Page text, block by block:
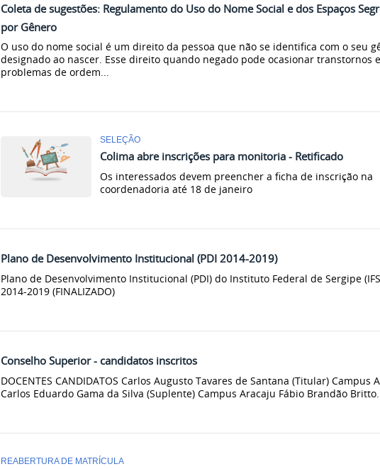
Coleta de sugestões: Regulamento do Uso do Nome Social e dos Espaços
por Gênero
O uso do nome social é um direito da pessoa que não se identifica com o seu
designado ao nascer. Esse direito quando negado pode ocasionar transtornos
problemas de ordem...
SELEÇÃO
Colima abre inscrições para monitoria - Retificado
Os interessados devem preencher a ficha de inscrição na
coordenadoria até 18 de janeiro
Plano de Desenvolvimento Institucional (PDI 2014-2019)
Plano de Desenvolvimento Institucional (PDI) do Instituto Federal de Sergipe
2014-2019 (FINALIZADO)
Conselho Superior - candidatos inscritos
DOCENTES CANDIDATOS Carlos Augusto Tavares de Santana (Titular) Campus
Carlos Eduardo Gama da Silva (Suplente) Campus Aracaju Fábio Brandão Britto...
REABERTURA DE MATRÍCULA